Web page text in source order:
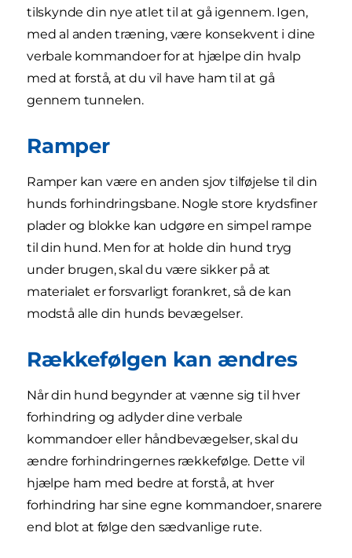
tilskynde din nye atlet til at gå igennem. Igen,
med al anden træning, være konsekvent i dine
verbale kommandoer for at hjælpe din hvalp
med at forstå, at du vil have ham til at gå
gennem tunnelen.
Ramper
Ramper kan være en anden sjov tilføjelse til din
hunds forhindringsbane. Nogle store krydsfiner
plader og blokke kan udgøre en simpel rampe
til din hund. Men for at holde din hund tryg
under brugen, skal du være sikker på at
materialet er forsvarligt forankret, så de kan
modstå alle din hunds bevægelser.
Rækkefølgen kan ændres
Når din hund begynder at vænne sig til hver
forhindring og adlyder dine verbale
kommandoer eller håndbevægelser, skal du
ændre forhindringernes rækkefølge. Dette vil
hjælpe ham med bedre at forstå, at hver
forhindring har sine egne kommandoer, snarere
end blot at følge den sædvanlige rute.